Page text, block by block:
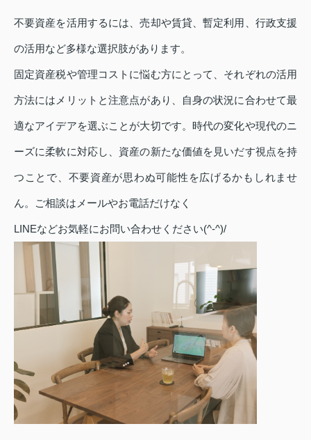
不要資産を活用するには、売却や賃貸、暫定利用、行政支援
の活用など多様な選択肢があります。
固定資産税や管理コストに悩む方にとって、それぞれの活用
方法にはメリットと注意点があり、自身の状況に合わせて最
適なアイデアを選ぶことが大切です。時代の変化や現代のニ
ーズに柔軟に対応し、資産の新たな価値を見いだす視点を持
つことで、不要資産が思わぬ可能性を広げるかもしれませ
ん。ご相談はメールやお電話だけなく
LINEなどお気軽にお問い合わせください(^-^)/